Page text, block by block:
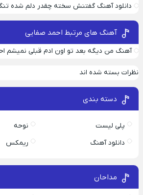
دانلود آهنگ گفتنش سخته چقدر دلم شده
آهنگ های مرتبط احمد صفایی
آهنگ من دیگه بعد تو اون ادم قبلی نمیشم
نظرات بسته شده اند
دسته بندی
پلی لیست
نوحه
دانلود آهنگ
ریمکس
مداحان